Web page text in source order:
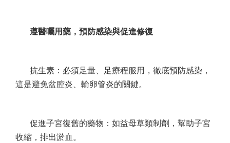
遵醫囑用藥，預防感染與促進修復
抗生素：必須足量、足療程服用，徹底預防感染，
這是避免盆腔炎、輸卵管炎的關鍵。
促進子宮復舊的藥物：如益母草類制劑，幫助子宮
收縮，排出淤血。